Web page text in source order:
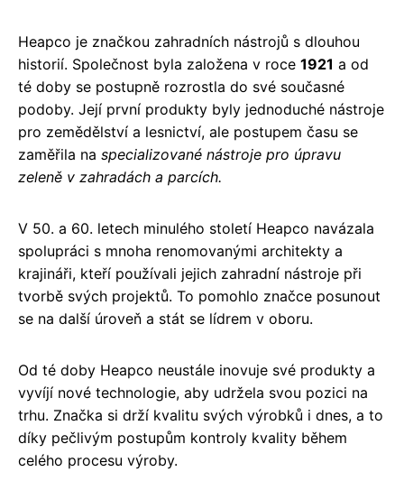
Heapco je značkou zahradních nástrojů s dlouhou
historií. Společnost byla založena v roce 1921 a od
té doby se postupně rozrostla do své současné
podoby. Její první produkty byly jednoduché nástroje
pro zemědělství a lesnictví, ale postupem času se
zaměřila na specializované nástroje pro úpravu
zeleně v zahradách a parcích.
V 50. a 60. letech minulého století Heapco navázala
spolupráci s mnoha renomovanými architekty a
krajináři, kteří používali jejich zahradní nástroje při
tvorbě svých projektů. To pomohlo značce posunout
se na další úroveň a stát se lídrem v oboru.
Od té doby Heapco neustále inovuje své produkty a
vyvíjí nové technologie, aby udržela svou pozici na
trhu. Značka si drží kvalitu svých výrobků i dnes, a to
díky pečlivým postupům kontroly kvality během
celého procesu výroby.